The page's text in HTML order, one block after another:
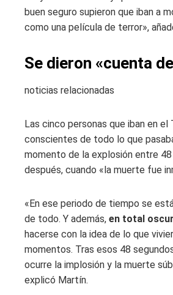
buen seguro supieron que iban a
como una película de terror»,
Se dieron «cuenta
noticias relacionadas
Las cinco personas que iban en
conscientes de todo lo que
momento de la explosión entre
después, cuando «la muerte fue
«En ese periodo de tiempo se
de todo. Y además, en total
hacerse con la idea de lo que
momentos. Tras esos 48
ocurre la implosión y la muerte
explicó Martín.